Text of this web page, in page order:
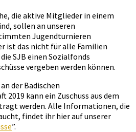
die aktive Mitglieder in einem
sollen an unseren
Jugendturnieren
ist das nicht für alle Familien
SJB einen Sozialfonds
vergeben werden können.
der Badischen
2019 kann ein Zuschuss aus dem
werden. Alle Informationen, die
findet ihr hier auf unserer
”.